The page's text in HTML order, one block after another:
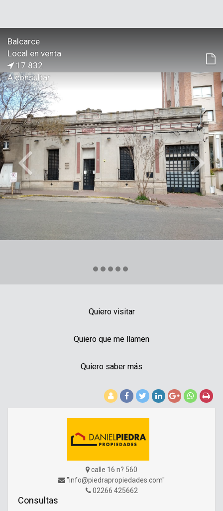
Balcarce
Local en venta
17 832
A consultar
Quiero visitar
Quiero que me llamen
Quiero saber más
calle 16 n? 560
"info@piedrapropiedades.com"
02266 425662
Consultas